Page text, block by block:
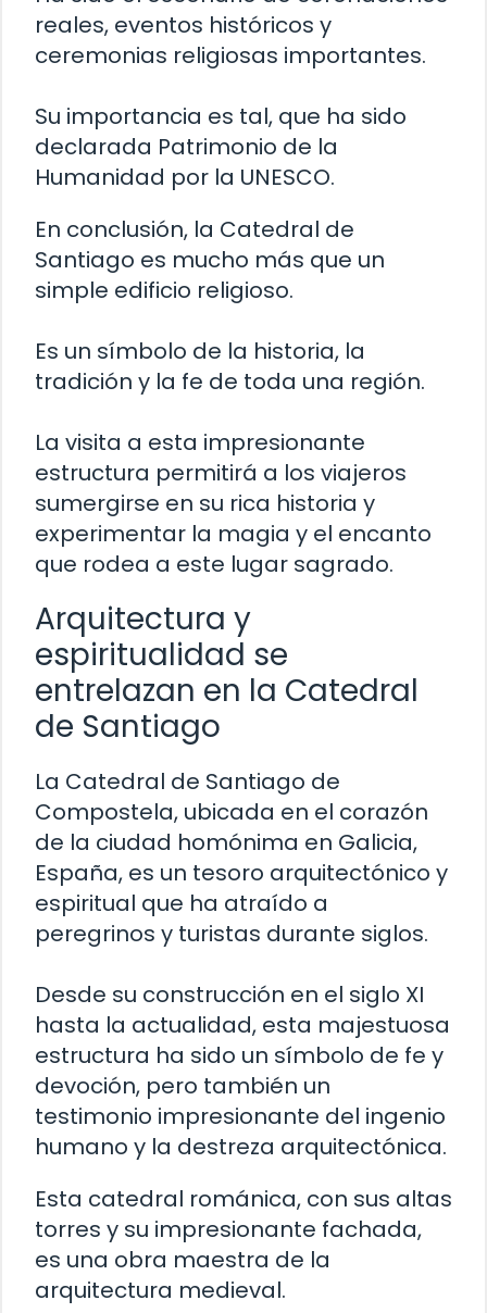
reales, eventos históricos y
ceremonias religiosas importantes.
Su importancia es tal, que ha sido
declarada Patrimonio de la
Humanidad por la UNESCO.
En conclusión, la Catedral de
Santiago es mucho más que un
simple edificio religioso.
Es un símbolo de la historia, la
tradición y la fe de toda una región.
La visita a esta impresionante
estructura permitirá a los viajeros
sumergirse en su rica historia y
experimentar la magia y el encanto
que rodea a este lugar sagrado.
Arquitectura y
espiritualidad se
entrelazan en la Catedral
de Santiago
La Catedral de Santiago de
Compostela, ubicada en el corazón
de la ciudad homónima en Galicia,
España, es un tesoro arquitectónico y
espiritual que ha atraído a
peregrinos y turistas durante siglos.
Desde su construcción en el siglo XI
hasta la actualidad, esta majestuosa
estructura ha sido un símbolo de fe y
devoción, pero también un
testimonio impresionante del ingenio
humano y la destreza arquitectónica.
Esta catedral románica, con sus altas
torres y su impresionante fachada,
es una obra maestra de la
arquitectura medieval.